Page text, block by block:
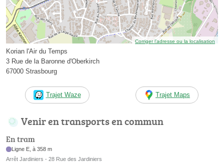
Corriger l’adresse ou la localisation
Korian l'Air du Temps
3 Rue de la Baronne d'Oberkirch
67000 Strasbourg
Trajet Waze Trajet Maps
Venir en transports en commun
En tram
Ligne E, à 358 m
Arrêt Jardiniers - 28 Rue des Jardiniers